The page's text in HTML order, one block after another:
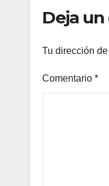
Deja
Tu dirección
Comentario *